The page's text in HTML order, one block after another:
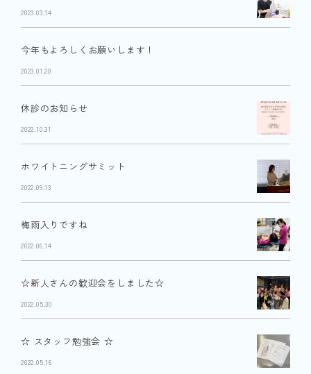
2023.03.14
今年もよろしくお願いします！
2023.01.20
休診のお知らせ
2022.10.31
ホワイトニングサミット
2022.09.13
梅雨入りですね
2022.06.14
☆新人さんの歓迎会をしました☆
2022.05.30
☆ スタッフ勉強会 ☆
2022.05.16